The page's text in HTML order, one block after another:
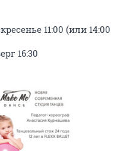
11:00 (или 14:00
16:30